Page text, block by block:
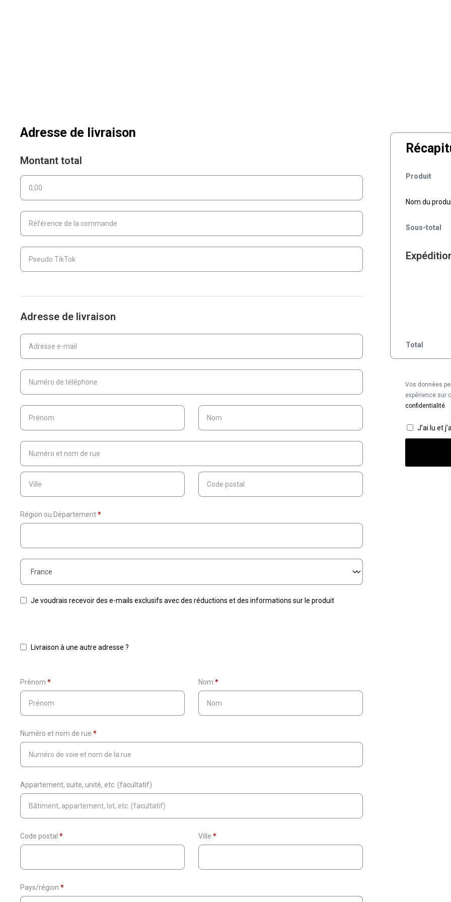
Adresse de livraison
Région ou Département*
Je voudrais recevoir des e-mails exclusifs avec des réductions et des informations sur le produit
Livraison à une autre adresse ?
Prénom * Nom*
Numéro et nom de rue *
Appartement, suite, unité, etc. (facultatif)
Code postal * Ville*
Pays/région *
Produit
Nom du
Sous-total
Total
Vos données
expérience sur
confidentialité.
J’ai lu et